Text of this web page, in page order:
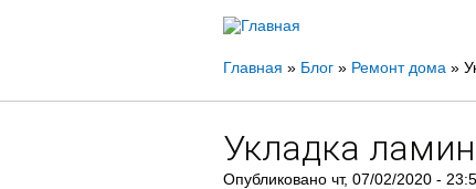
Вы
здесь
Главная » Блог » Ремонт дома »
Укладка
Опубликовано чт, 07/02/2020 -